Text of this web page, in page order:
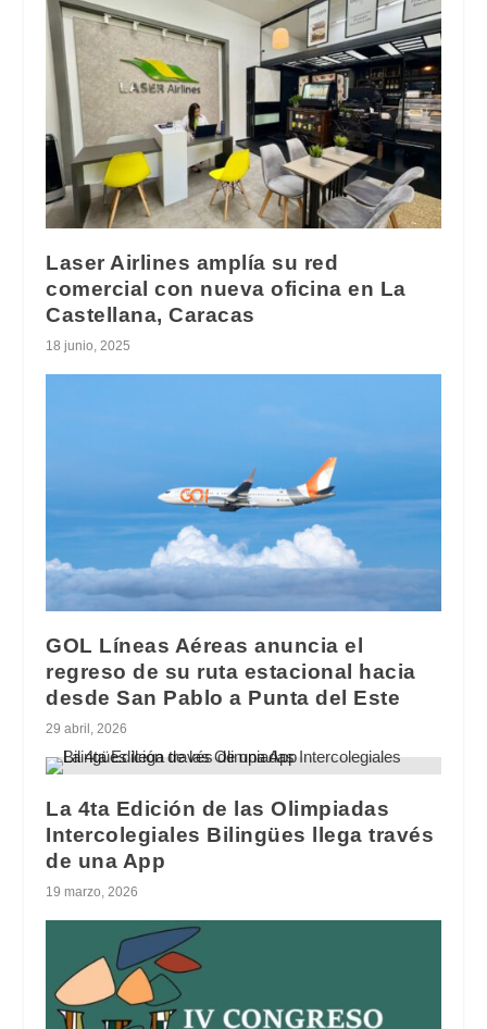
Laser Airlines amplía su red
comercial con nueva oficina en La
Castellana, Caracas
18 junio, 2025
GOL Líneas Aéreas anuncia el
regreso de su ruta estacional hacia
desde San Pablo a Punta del Este
29 abril, 2026
La 4ta Edición de las Olimpiadas
Intercolegiales Bilingües llega través
de una App
19 marzo, 2026